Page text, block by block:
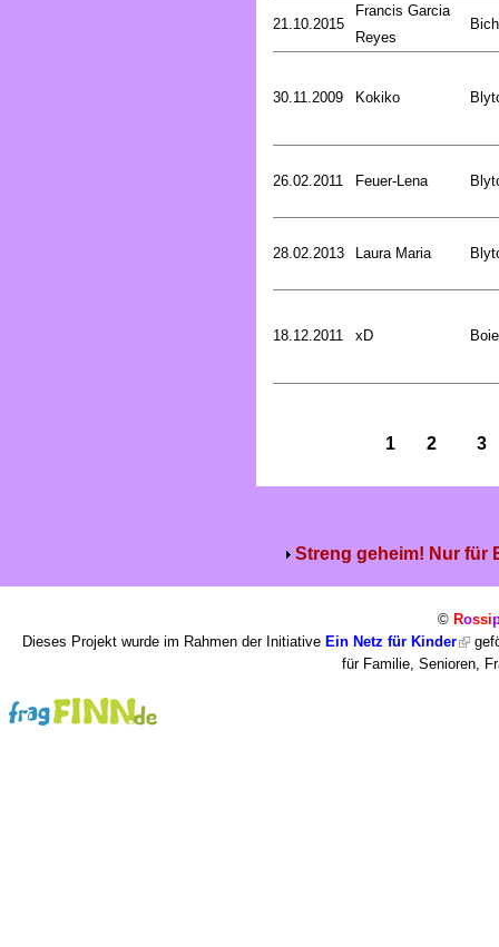
21.10.2015
Francis Garcia
Reyes
30.11.2009 Kokiko
26.02.2011 Feuer-Lena
28.02.2013 Laura Maria
18.12.2011 xD
1 2 3
Streng geheim! Nur für
© Rossi
Dieses Projekt wurde im Rahmen der Initiative Ein Netz für Kinder
für Familie, Senioren,